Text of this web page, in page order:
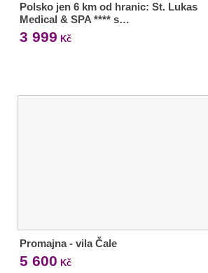
Polsko jen 6 km od hranic: St. Lukas
Medical & SPA **** s…
3 999 Kč
Promajna - vila Čale
5 600 Kč